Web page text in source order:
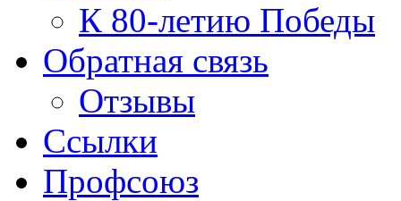
К 80-летию Победы
Обратная связь
Отзывы
Ссылки
Профсоюз